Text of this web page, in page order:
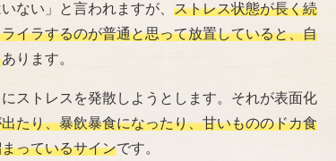
ない」と言われますが、 ストレス状態が長く続
イラするのが普通と思って放置していると、自
あります。
ストレスを発散しようとします。それが表面化
たり、暴飲暴食になったり、甘いもののドカ食
っているサインです。